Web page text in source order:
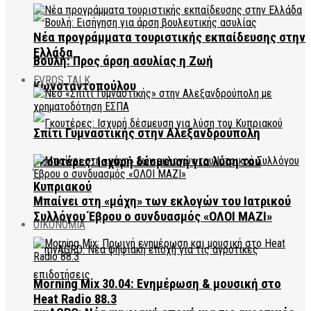
Βουλή: Προς άρση ασυλίας η Ζωή
Κωνσταντοπούλου
Γκουτέρες: Ισχυρή δέσμευση για λύση του
Κυπριακού
ΟΙΚΟΝΟΜΙΑ
Νέα προγράμματα τουριστικής εκπαίδευσης στην
Ελλάδα
EVROS TALK
Σπίτι Γυμναστικής στην Αλεξανδρούπολη
Μπαίνει στη «μάχη» των εκλογών του Ιατρικού
Συλλόγου Έβρου ο συνδυασμός «ΟΛΟΙ ΜΑΖΙ»
Morning Mix 30.04: Ενημέρωση & μουσική στο
Heat Radio 88.3